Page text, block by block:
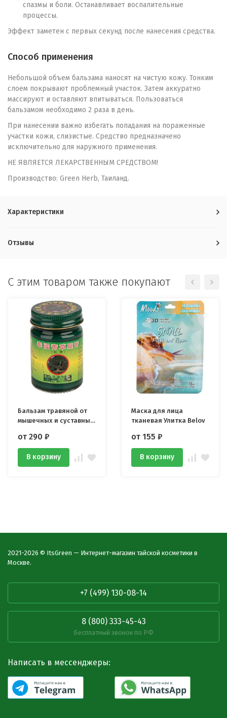
спазмы и боли. Останавливает воспалительные
процессы.
Эффект заметен с первых секунд после нанесения средства.
Способ применения
Небольшой объем бальзама наносят на чистую кожу. Тонким
слоем покрывают проблемный участок. Затем аккуратно
массируют и оставляют впитываться. Пользоваться
бальзамом необходимо 2 раза в день.
При нанесении важно избегать попадания на пораженные
участки кожи, слизистые. Средство предназначено
исключительно для наружного применения.
НЕ ЯВЛЯЕТСЯ ЛЕКАРСТВЕННЫМ СРЕДСТВОМ!
Производство: Green Herb, Таиланд.
Характеристики
Отзывы
C этим товаром также покупают
Бальзам травяной от
мышечных и суставных
Herbal Wax Balm
от 290 ₽
В корзину
Маска для лица
тканевая Улитка Belov
от 155 ₽
В корзину
2021-2026 © ItsGreen — Интернет-магазин тайской косметики в
Москве.
+7 (499) 130-08-14
8 (800) 333-45-43
Бесплатный звонок по РФ
Написать в мессенджеры: